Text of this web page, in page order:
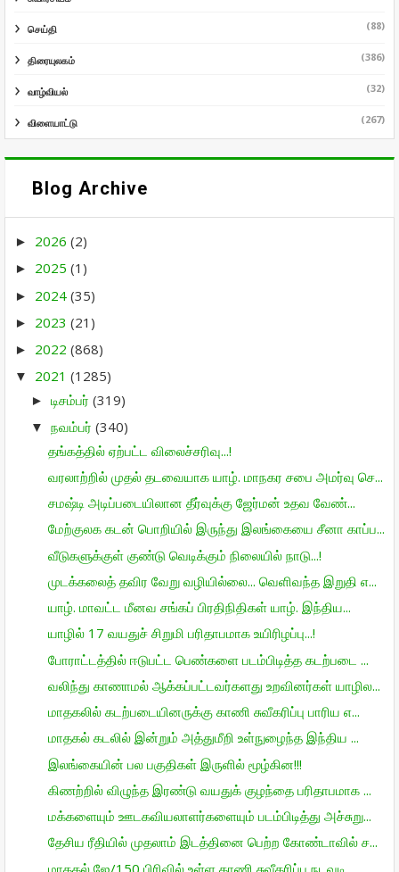
செய்தி (88)
திரையுலகம் (386)
வாழ்வியல் (32)
விளையாட்டு (267)
Blog Archive
► 2026 (2)
► 2025 (1)
► 2024 (35)
► 2023 (21)
► 2022 (868)
▼ 2021 (1285)
► டிசம்பர் (319)
▼ நவம்பர் (340)
தங்கத்தில் ஏற்பட்ட விலைச்சரிவு...!
வரலாற்றில் முதல் தடவையாக யாழ். மாநகர சபை அமர்வு செ...
சமஷ்டி அடிப்படையிலான தீர்வுக்கு ஜேர்மன் உதவ வேண்...
மேற்குலக கடன் பொறியில் இருந்து இலங்கையை சீனா காப்ப...
வீடுகளுக்குள் குண்டு வெடிக்கும் நிலையில் நாடு...!
முடக்கலைத் தவிர வேறு வழியில்லை... வெளிவந்த இறுதி எ...
யாழ். மாவட்ட மீனவ சங்கப் பிரதிநிதிகள் யாழ். இந்திய...
யாழில் 17 வயதுச் சிறுமி பரிதாபமாக உயிரிழப்பு...!
போராட்டத்தில் ஈடுபட்ட பெண்களை படம்பிடித்த கடற்படை ...
வலிந்து காணாமல் ஆக்கப்பட்டவர்களது உறவினர்கள் யாழில...
மாதகலில் கடற்படையினருக்கு காணி சுவீகரிப்பு பாரிய எ...
மாதகல் கடலில் இன்றும் அத்துமீறி உள்நுழைந்த இந்திய ...
இலங்கையின் பல பகுதிகள் இருளில் மூழ்கின!!!
கிணற்றில் விழுந்த இரண்டு வயதுக் குழந்தை பரிதாபமாக ...
மக்களையும் ஊடகவியலாளர்களையும் படம்பிடித்து அச்சுறு...
தேசிய ரீதியில் முதலாம் இடத்தினை பெற்ற கோண்டாவில் ச...
மாதகல் ஜே/150 பிரிவில் உள்ள காணி சுவீகரிப்பு நடவடி...